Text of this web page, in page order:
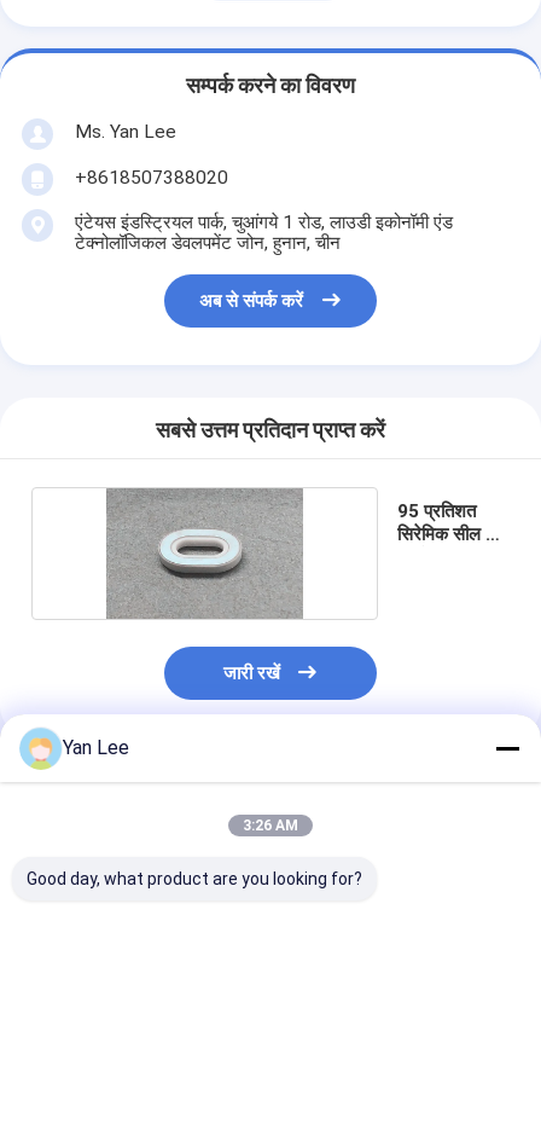
सम्पर्क करने का विवरण
Ms. Yan Lee
+8618507388020
एंटेयस इंडस्ट्रियल पार्क, चुआंगये 1 रोड, लाउडी इकोनॉमी एंड
टेक्नोलॉजिकल डेवलपमेंट जोन, हुनान, चीन
अब से संपर्क करें
सबसे उत्तम प्रतिदान प्राप्त करें
95 प्रतिशत
सिरेमिक सील के
जारी रखें
अनुशंसित उत्पाद
Yan Lee
3:26 AM
Good day, what product are you looking for?